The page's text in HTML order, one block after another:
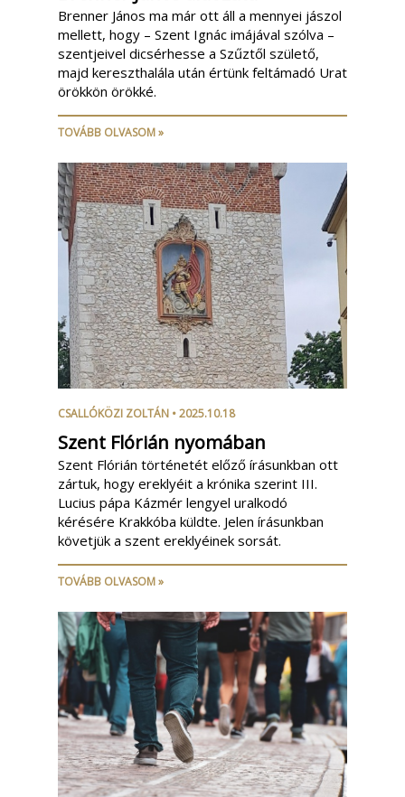
Brenner János ma már ott áll a mennyei jászol
mellett, hogy – Szent Ignác imájával szólva –
szentjeivel dicsérhesse a Szűztől születő,
majd kereszthalála után értünk feltámadó Urat
örökkön örökké.
TOVÁBB OLVASOM »
CSALLÓKÖZI ZOLTÁN • 2025.10.18
Szent Flórián nyomában
Szent Flórián történetét előző írásunkban ott
zártuk, hogy ereklyéit a krónika szerint III.
Lucius pápa Kázmér lengyel uralkodó
kérésére Krakkóba küldte. Jelen írásunkban
követjük a szent ereklyéinek sorsát.
TOVÁBB OLVASOM »